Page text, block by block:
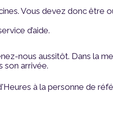
Vous devez donc être
d’aide.
nous aussitôt. Dans la
son arrivée.
à la personne de